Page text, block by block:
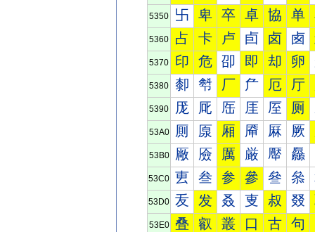
5350 卐 卑 卒 卓 協 单
5360 占 卡 卢 卣 卤 卥
5370 印 危 卲 即 却 卵
5380 厀 厁 厂 厃 厄 厅
5390 厐 厑 厒 厓 厔 厕
53A0 厠 厡 厢 厣 厤 厥
53B0 厰 厱 厲 厳 厴 厵
53C0 叀 叁 参 參 叄 叅
53D0 叐 发 叒 叓 叔 叕
53E0 叠 叡 叢 口 古 句